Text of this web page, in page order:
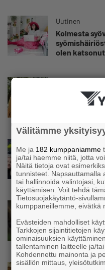
Uutinen
Kolmesta
olen katsonut
Isät
satoja
Uutinen
mentävä
vahingot
yrittäjän
Uutinen
Välitämme
Me ja 182 kumppaniamme
ja/tai haemme niitä, jotta
Näitä tietoja ovat
tunnisteet. Napsauttamalla
tai hallinnoida valintojasi,
käyttämisen. Voit tehdä
Tietosuojakäytäntö-
kumppaneillemme, eivätkä
Evästeiden mahdolliset
Tarkkojen sijaintitietojen
ominaisuuksien
tallentaminen laitteelle ja/
Kohdennettu mainonta ja
sisällön mittaus,